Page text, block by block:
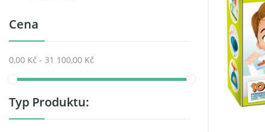
Cena
0,00 Kč - 31 100,00 Kč
Typ Produktu: